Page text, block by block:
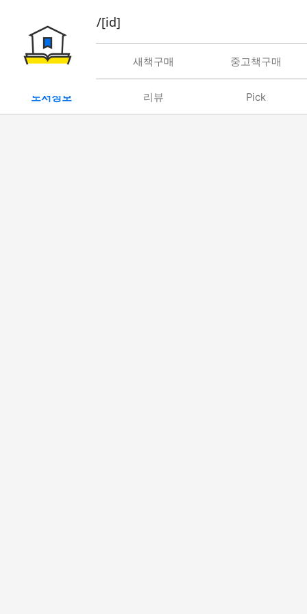
book/rent/[id]
대여 새책구매 중고책구매
도서정보 리뷰 Pick